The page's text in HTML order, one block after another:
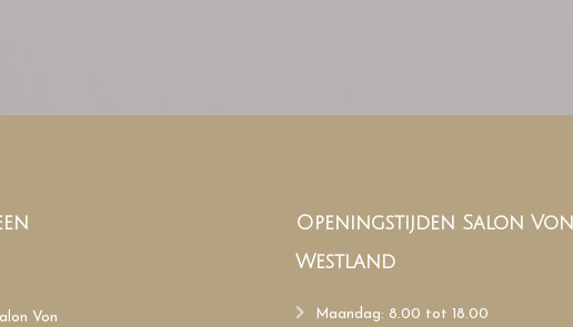
Von
Openingstijden Salon Von
Westland
Maandag: 8.00 tot 18.00